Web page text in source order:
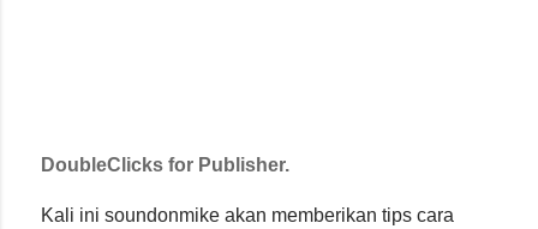
DoubleClicks for Publisher.
Kali ini soundonmike akan memberikan tips cara